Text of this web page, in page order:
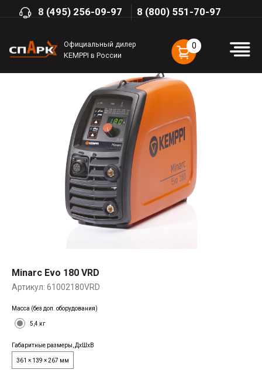
KEMPPI в России
8 (495) 256-09-97 8 (800) 551-70-97
Minarc Evo 180 VRD
Артикул: 61002180VRD
Масса (без доп. оборудования)
5,4 кг
Габаритные размеры, ДхШхВ
361 × 139 × 267 мм